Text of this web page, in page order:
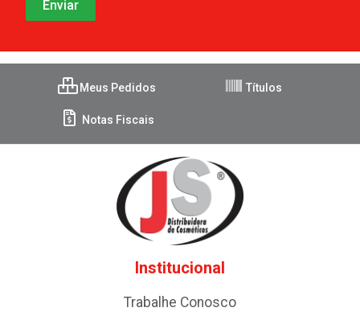
Meus Pedidos Títulos
Notas Fiscais
Institucional
Trabalhe Conosco